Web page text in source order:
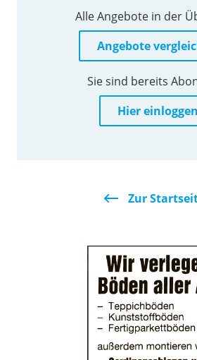
Alle Angebote in der
Angebote
Sie sind bereits
Hier einloggen
Zur